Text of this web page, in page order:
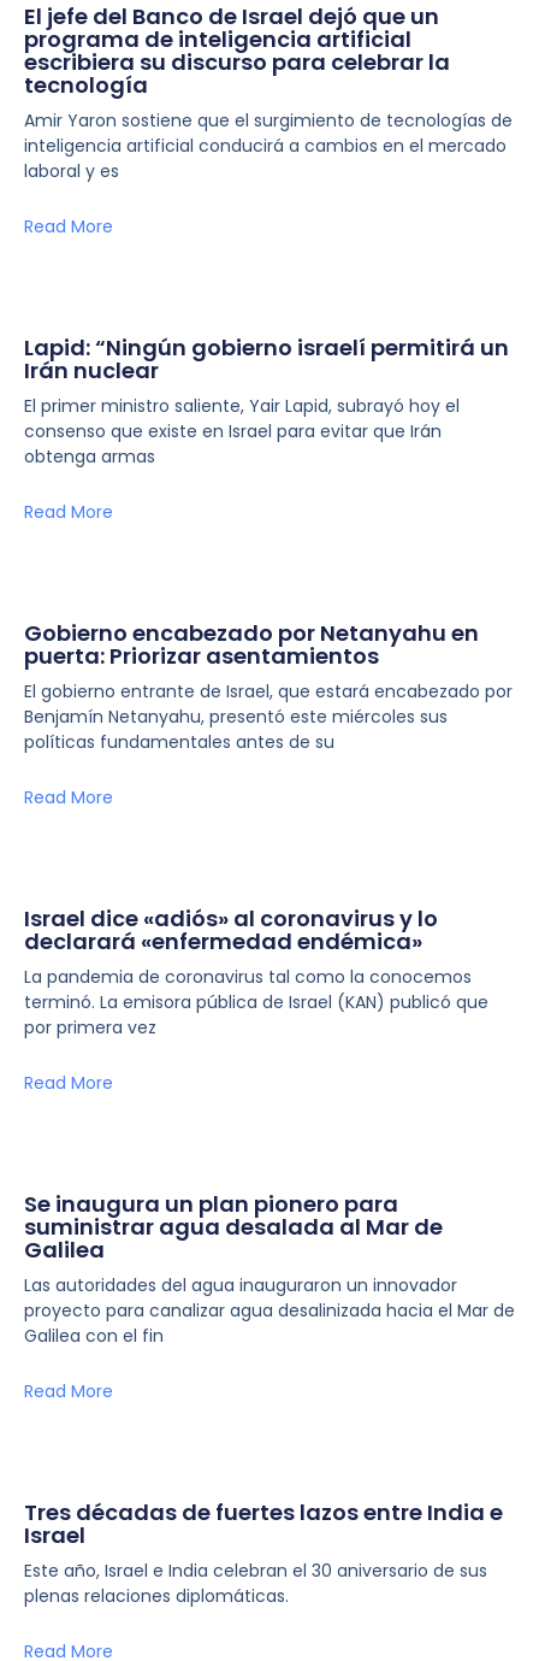
El jefe del Banco de Israel dejó que un
programa de inteligencia artificial
escribiera su discurso para celebrar la
tecnología
Amir Yaron sostiene que el surgimiento de tecnologías de
inteligencia artificial conducirá a cambios en el mercado
laboral y es
Read More
Lapid: “Ningún gobierno israelí permitirá un
Irán nuclear
El primer ministro saliente, Yair Lapid, subrayó hoy el
consenso que existe en Israel para evitar que Irán
obtenga armas
Read More
Gobierno encabezado por Netanyahu en
puerta: Priorizar asentamientos
El gobierno entrante de Israel, que estará encabezado por
Benjamín Netanyahu, presentó este miércoles sus
políticas fundamentales antes de su
Read More
Israel dice «adiós» al coronavirus y lo
declarará «enfermedad endémica»
La pandemia de coronavirus tal como la conocemos
terminó. La emisora pública de Israel (KAN) publicó que
por primera vez
Read More
Se inaugura un plan pionero para
suministrar agua desalada al Mar de
Galilea
Las autoridades del agua inauguraron un innovador
proyecto para canalizar agua desalinizada hacia el Mar de
Galilea con el fin
Read More
Tres décadas de fuertes lazos entre India e
Israel
Este año, Israel e India celebran el 30 aniversario de sus
plenas relaciones diplomáticas.
Read More